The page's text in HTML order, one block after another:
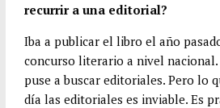
recurrir a una editorial?
Iba a publicar el libro el año
concurso literario a nivel nacional.
puse a buscar editoriales. Pero lo
día las editoriales es inviable. Es